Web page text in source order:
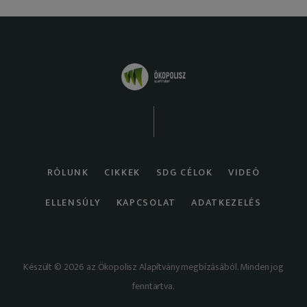
RÓLUNK CIKKEK SDG CÉLOK
VIDEÓ
ELLENSÚLY
KAPCSOLAT ADATKEZELÉS
Készült © 2026 az Ökopolisz Alapítvány megbízásából. Minden jog
fenntartva.